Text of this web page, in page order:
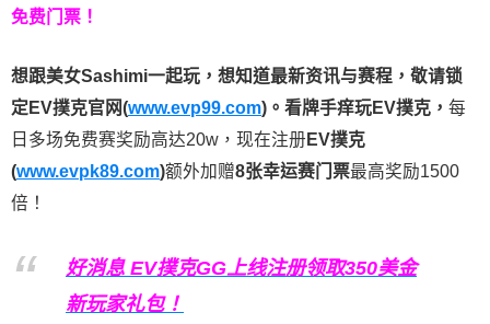
免费门票！
想跟美女Sashimi一起玩， 想知道最新资讯与赛程， 敬请锁
定EV撲克官网(www.evp99.com)。 看牌手痒玩EV撲克， 每
日多场免费赛奖励高达20w，现在注册 EV撲克
(www.evpk89.com)额外加赠8张幸运赛门票最高奖励1500
倍！
好消息 EV撲克GG上线注册领取350美金
新玩家礼包！